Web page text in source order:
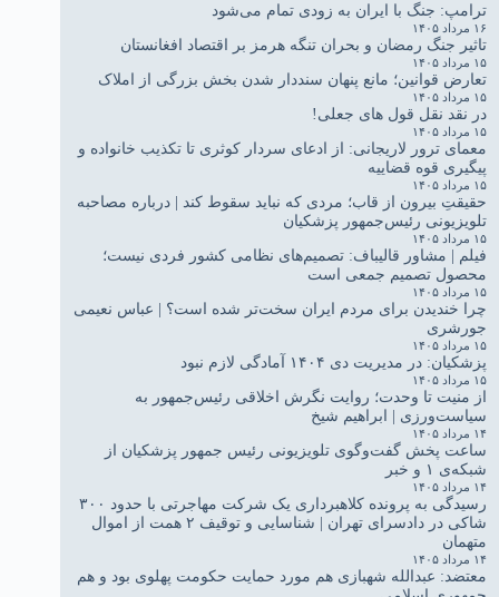
ترامپ: جنگ با ایران به زودی تمام می‌شود
۱۶ مرداد ۱۴۰۵
تاثیر جنگ رمضان و بحران تنگه هرمز بر اقتصاد افغانستان
۱۵ مرداد ۱۴۰۵
تعارض قوانین؛ مانع پنهان سنددار شدن بخش بزرگی از املاک
۱۵ مرداد ۱۴۰۵
در نقد نقل قول های جعلی!
۱۵ مرداد ۱۴۰۵
معمای ترور لاریجانی: از ادعای سردار کوثری تا تکذیب خانواده و
پیگیری قوه قضاییه
۱۵ مرداد ۱۴۰۵
حقیقتِ بیرون از قاب؛ مردی که نباید سقوط کند | درباره مصاحبه
تلویزیونی رئیس‌جمهور پزشکیان
۱۵ مرداد ۱۴۰۵
فیلم | مشاور قالیباف: تصمیم‌های نظامی کشور فردی نیست؛
محصول تصمیم جمعی است
۱۵ مرداد ۱۴۰۵
چرا خندیدن برای مردم ایران سخت‌تر شده است؟ | عباس نعیمی
جورشری
۱۵ مرداد ۱۴۰۵
پزشکیان: در مدیریت دی ۱۴۰۴ آمادگی لازم نبود
۱۵ مرداد ۱۴۰۵
از منیت تا وحدت؛ روایت نگرش اخلاقی رئیس‌جمهور به
سیاست‌ورزی | ابراهیم شیخ
۱۴ مرداد ۱۴۰۵
ساعت پخش گفت‌وگوی تلویزیونی رئیس جمهور پزشکیان از
شبکه‌ی ۱ و خبر
۱۴ مرداد ۱۴۰۵
رسیدگی به پرونده کلاهبرداری یک شرکت مهاجرتی با حدود ۳۰۰
شاکی در دادسرای تهران | شناسایی و توقیف ۲ همت از اموال
متهمان
۱۴ مرداد ۱۴۰۵
معتضد: عبدالله شهبازی هم مورد حمایت حکومت پهلوی بود و هم